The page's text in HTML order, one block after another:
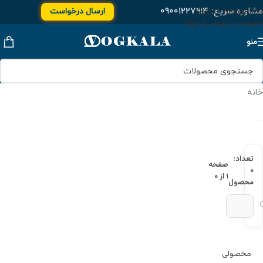
Skip to navigation
Skip to main content
مشاوره سریع:۰۹۰۰۱۲۲۷۹۱۴ ارسال درخواست
منو
خانه
تعداد:
۰
محصول
صفحه
۱ از ۰
محصولی